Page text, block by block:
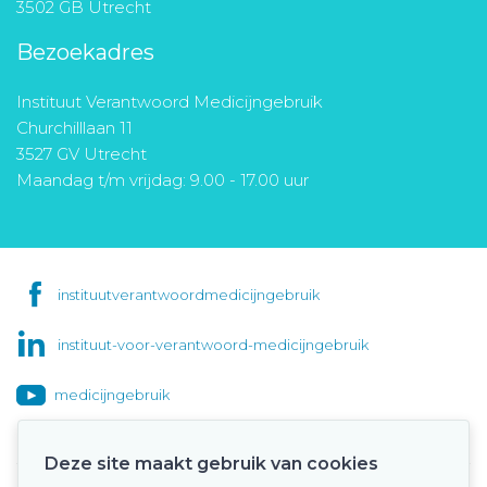
3502 GB Utrecht
Bezoekadres
Instituut Verantwoord Medicijngebruik
Churchilllaan 11
3527 GV Utrecht
Maandag t/m vrijdag: 9.00 - 17.00 uur
instituutverantwoordmedicijngebruik
instituut-voor-verantwoord-medicijngebruik
medicijngebruik
Deze site maakt gebruik van cookies